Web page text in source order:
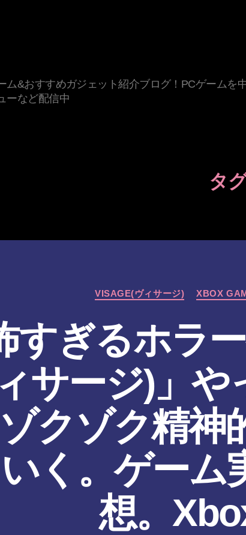
ム&おすすめガジェット紹介ブログ！PCゲームを
ーなど配信中
タ
VISAGE(ヴィサージ) XBOX
すぎるホラ
ィサージ)」
ゾクゾク精神
いく。ゲーム
想。